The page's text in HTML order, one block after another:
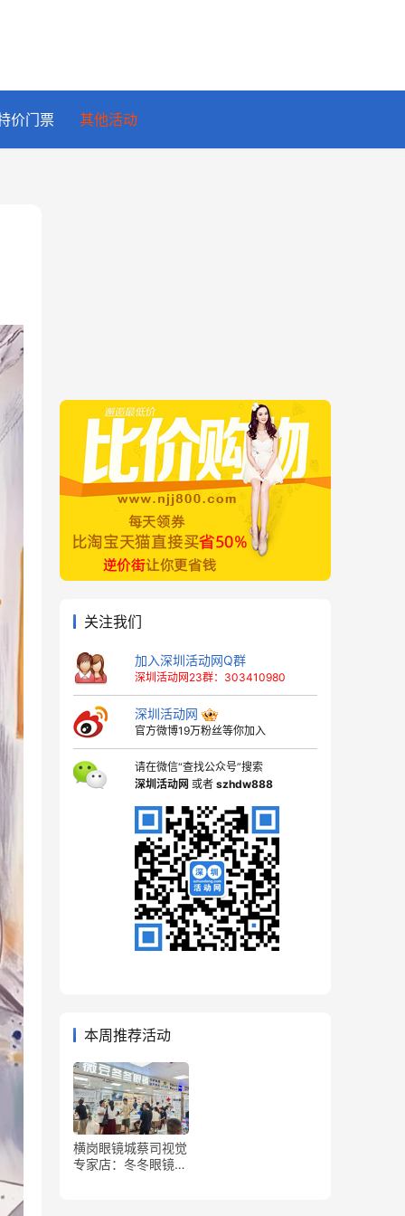
价门票 其他活动
关注我们
加入深圳活动网Q群
深圳活动网23群：303410980
深圳活动网
官方微博19万粉丝等你加入
请在微信“查找公众号”搜索
深圳活动网 或者 szhdw888
本周推荐活动
横岗眼镜城蔡司视觉
专家店：冬冬眼镜&